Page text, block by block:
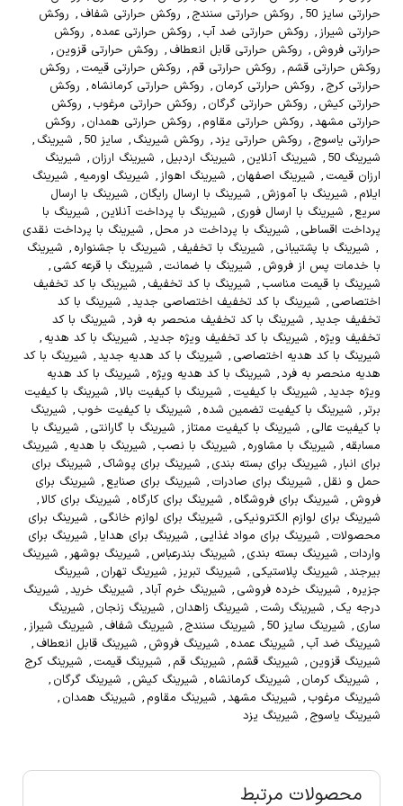
حرارتی سایز 50
, روکش حرارتی سنندج , روکش حرارتی شفاف , روکش
حرارتی شیراز, روکش حرارتی ضد آب , روکش حرارتی عمده , روکش
حرارتی فروش , روکش حرارتی قابل انعطاف , روکش حرارتی قزوین ,
روکش حرارتی قشم , روکش حرارتی قم , روکش حرارتی قیمت , روکش
حرارتی کرج , روکش حرارتی کرمان , روکش حرارتی کرمانشاه , روکش
حرارتی کیش , روکش حرارتی گرگان , روکش حرارتی مرغوب , روکش
حرارتی مشهد, روکش حرارتی مقاوم , روکش حرارتی همدان , روکش
حرارتی یاسوج , روکش حرارتی یزد, روکش شیرینگ , سایز 50 , شیرینگ ,
شیرینگ 50
, شیرینگ آنلاین , شیرینگ اردبیل , شیرینگ ارزان , شیرینگ
ارزان قیمت , شیرینگ اصفهان , شیرینگ اهواز, شیرینگ اورمیه , شیرینگ
ایلام , شیرینگ با آموزش , شیرینگ با ارسال رایگان , شیرینگ با ارسال
سریع , شیرینگ با ارسال فوری , شیرینگ با پرداخت آنلاین , شیرینگ با
پرداخت اقساطی , شیرینگ با پرداخت در محل , شیرینگ با پرداخت نقدی
, شیرینگ با پشتیبانی , شیرینگ با تخفیف , شیرینگ با جشنواره , شیرینگ
با خدمات پس از فروش , شیرینگ با ضمانت , شیرینگ با قرعه کشی ,
شیرینگ با قیمت مناسب , شیرینگ با کد تخفیف , شیرینگ با کد تخفیف
اختصاصی , شیرینگ با کد تخفیف اختصاصی جدید, شیرینگ با کد
تخفیف جدید, شیرینگ با کد تخفیف منحصر به فرد, شیرینگ با کد
تخفیف ویژه , شیرینگ با کد تخفیف ویژه جدید, شیرینگ با کد هدیه ,
شیرینگ با کد هدیه اختصاصی , شیرینگ با کد هدیه جدید, شیرینگ با کد
هدیه منحصر به فرد, شیرینگ با کد هدیه ویژه , شیرینگ با کد هدیه
ویژه جدید, شیرینگ با کیفیت , شیرینگ با کیفیت بالا, شیرینگ با کیفیت
برتر, شیرینگ با کیفیت تضمین شده , شیرینگ با کیفیت خوب , شیرینگ
با کیفیت عالی , شیرینگ با کیفیت ممتاز, شیرینگ با گارانتی , شیرینگ با
مسابقه , شیرینگ با مشاوره , شیرینگ با نصب , شیرینگ با هدیه , شیرینگ
برای انبار, شیرینگ برای بسته بندی , شیرینگ برای پوشاک , شیرینگ برای
حمل و نقل , شیرینگ برای صادرات , شیرینگ برای صنایع , شیرینگ برای
فروش , شیرینگ برای فروشگاه , شیرینگ برای کارگاه , شیرینگ برای کالا,
شیرینگ برای لوازم الکترونیکی , شیرینگ برای لوازم خانگی , شیرینگ برای
محصولات , شیرینگ برای مواد غذایی , شیرینگ برای هدایا , شیرینگ برای
واردات , شیرینگ بسته بندی , شیرینگ بندرعباس , شیرینگ بوشهر, شیرینگ
بیرجند, شیرینگ پلاستیکی , شیرینگ تبریز, شیرینگ تهران , شیرینگ
جزیره , شیرینگ خرده فروشی , شیرینگ خرم آباد, شیرینگ خرید, شیرینگ
درجه یک , شیرینگ رشت , شیرینگ زاهدان , شیرینگ زنجان , شیرینگ
ساری , شیرینگ سایز 50 , شیرینگ سنندج , شیرینگ شفاف , شیرینگ شیراز,
شیرینگ ضد آب , شیرینگ عمده , شیرینگ فروش , شیرینگ قابل انعطاف ,
شیرینگ قزوین , شیرینگ قشم , شیرینگ قم , شیرینگ قیمت , شیرینگ کرج
, شیرینگ کرمان , شیرینگ کرمانشاه , شیرینگ کیش , شیرینگ گرگان ,
شیرینگ مرغوب , شیرینگ مشهد, شیرینگ مقاوم , شیرینگ همدان ,
شیرینگ یاسوج , شیرینگ یزد
محصولات مرتبط